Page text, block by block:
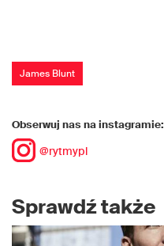
James Blunt
Obserwuj nas na instagramie:
@rytmypl
Sprawdź także